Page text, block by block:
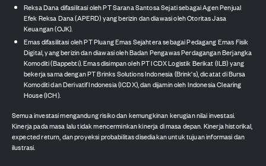
Reksa Dana difasilitasi oleh PT Sarana Santosa Sejati sebagai Agen Penjual
Efek Reksa Dana (APERD) yang berizin dan diawasi oleh Otoritas Jasa
Keuangan (OJK).
Emas difasilitasi oleh PT Pluang Emas Sejahtera sebagai Pedagang Emas Fisik
Digital, yang berizin dan diawasi oleh Badan Pengawas Perdagangan Berjangka
Komoditi (Bappebti). Emas disimpan oleh PT ICDX Logistik Berikat (ILB) yang
bekerja sama dengan PT Brinks Solutions Indonesia (Brink's), dicatat di Bursa
Komoditi dan Derivatif Indonesia (ICDX), dan dijamin oleh Indonesia Clearing
House (ICH).
Semua investasi mengandung risiko dan kemungkinan kerugian nilai investasi.
Kinerja pada masa lalu tidak mencerminkan kinerja di masa depan. Kinerja historikal,
expected return, dan proyeksi probabilitas disediakan untuk tujuan informasi dan
ilustrasi.